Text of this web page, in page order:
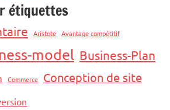
étiquettes
Aristote Avantage compétitif
model Business-Plan
Commerce Conception de site